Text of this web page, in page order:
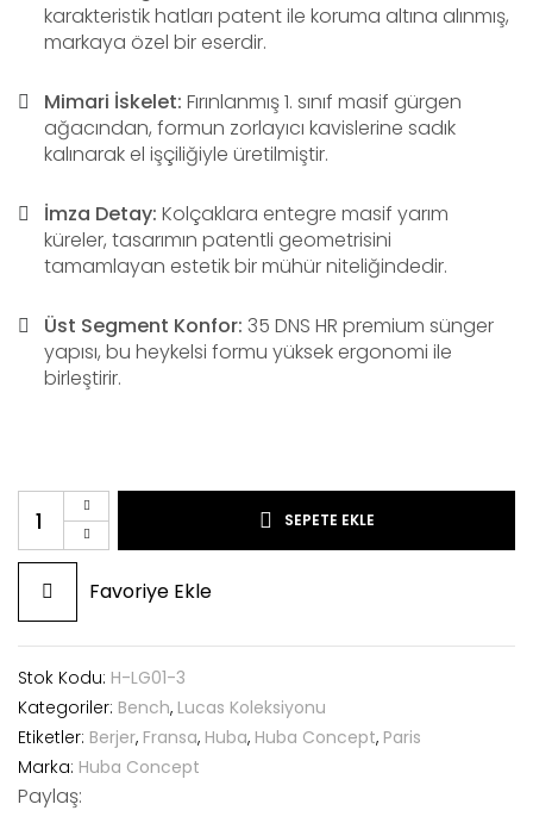
karakteristik hatları patent ile koruma altına alınmış,
markaya özel bir eserdir.
Mimari İskelet: Fırınlanmış 1. sınıf masif gürgen
ağacından, formun zorlayıcı kavislerine sadık
kalınarak el işçiliğiyle üretilmiştir.
İmza Detay: Kolçaklara entegre masif yarım
küreler, tasarımın patentli geometrisini
tamamlayan estetik bir mühür niteliğindedir.
Üst Segment Konfor: 35 DNS HR premium sünger
yapısı, bu heykelsi formu yüksek ergonomi ile
birleştirir.
SEPETE EKLE
Favoriye Ekle
Stok Kodu: H-LG01-3
Kategoriler: Bench, Lucas Koleksiyonu
Etiketler: Berjer, Fransa, Huba, Huba Concept, Paris
Marka: Huba Concept
Paylaş: